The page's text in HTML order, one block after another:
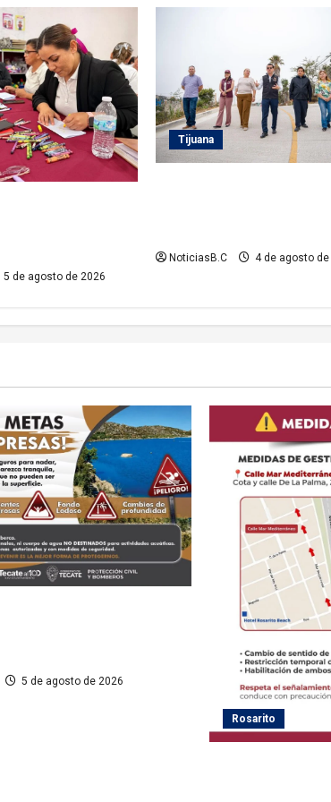
5 de agosto de 2026
Tijuana
NoticiasB.C 4 de agosto de
5 de agosto de 2026
Rosarito